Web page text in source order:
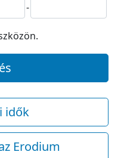
-
idők
Erodium